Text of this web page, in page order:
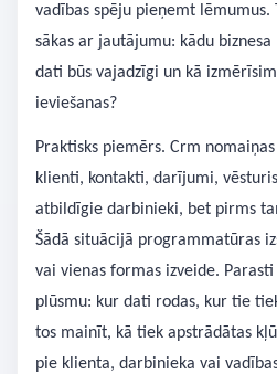
vadības spēju pieņemt lēmumus.
sākas ar jautājumu: kādu
dati būs vajadzīgi un kā
ieviešanas?
Praktisks piemērs. Crm
klienti, kontakti, darījumi,
atbildīgie darbinieki, bet pirms
Šādā situācijā programmatūras
vai vienas formas izveide.
plūsmu: kur dati rodas, kur tie
tos mainīt, kā tiek apstrādātas
pie klienta, darbinieka vai